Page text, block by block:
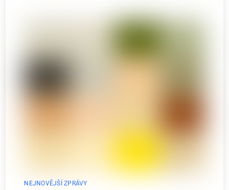
NEJNOVĚJŠÍ ZPRÁVY